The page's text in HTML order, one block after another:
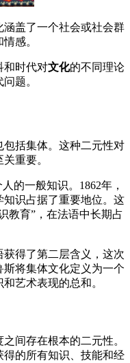
盖了一个社会或社会群
感。
和时代对文化的不同理论
题。
括集体。这种二元性对
重要。
的一般知识。1862年，
知识占据了重要地位。这
教育”，在法语中长期占
得了第二层含义，这次
斯将集体文化定义为一个
艺术表现的总和。
间存在根本的二元性。
的所有知识、技能和经